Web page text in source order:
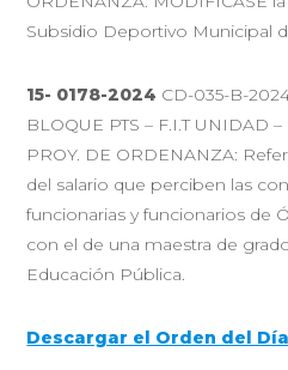
Subsidio Deportivo Municipal
15- 0178-2024 CD-035-B-
BLOQUE PTS – F.I.T UNIDAD
PROY. DE ORDENANZA:
del salario que perciben las
funcionarias y funcionarios de
con el de una maestra de
Educación Pública.
Descargar el Orden del Día